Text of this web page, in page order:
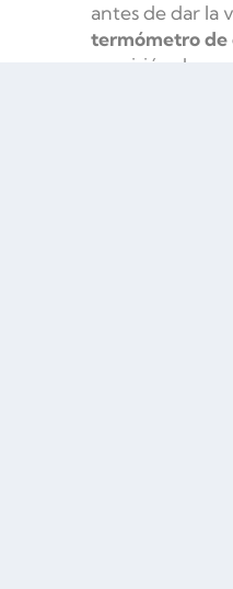
antes de dar la
termómetro de
precisión de